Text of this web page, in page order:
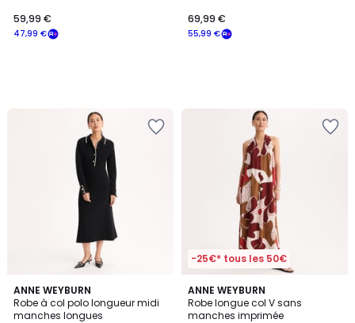
47,99 €
59,99 €
55,99 €
69,99 €
ANNE WEYBURN
Robe à col polo longueur midi
manches longues
-25€* tous les 50€
ANNE WEYBURN
Robe longue col V sans
manches imprimée
4,8
/ 5